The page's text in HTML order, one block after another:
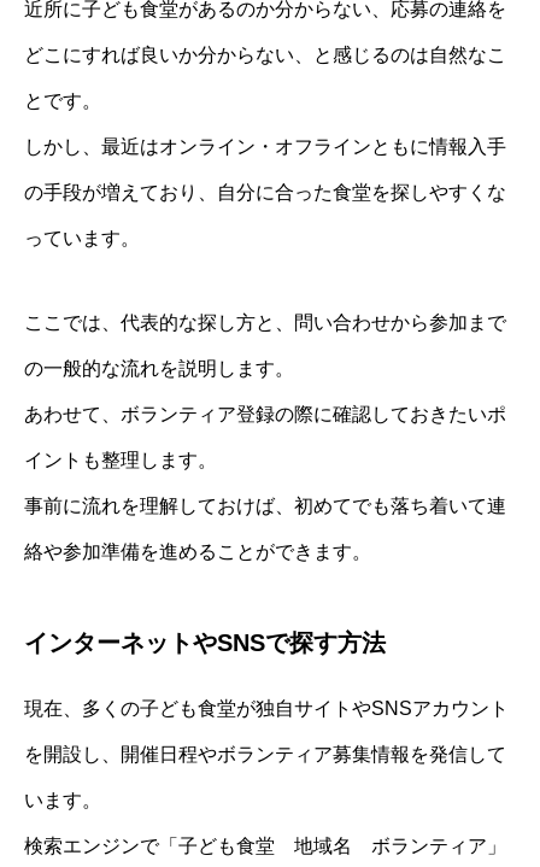
近所に子ども食堂があるのか分からない、応募の連絡を
どこにすれば良いか分からない、と感じるのは自然なこ
とです。
しかし、最近はオンライン・オフラインともに情報入手
の手段が増えており、自分に合った食堂を探しやすくな
っています。
ここでは、代表的な探し方と、問い合わせから参加まで
の一般的な流れを説明します。
あわせて、ボランティア登録の際に確認しておきたいポ
イントも整理します。
事前に流れを理解しておけば、初めてでも落ち着いて連
絡や参加準備を進めることができます。
インターネットやSNSで探す方法
現在、多くの子ども食堂が独自サイトやSNSアカウント
を開設し、開催日程やボランティア募集情報を発信して
います。
検索エンジンで「子ども食堂 地域名 ボランティア」